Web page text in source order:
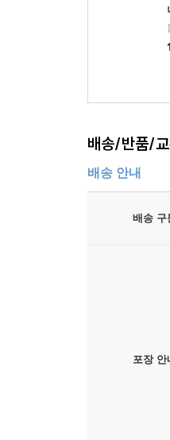
배송/반품/교
배송 안내
배송 구
포장 안